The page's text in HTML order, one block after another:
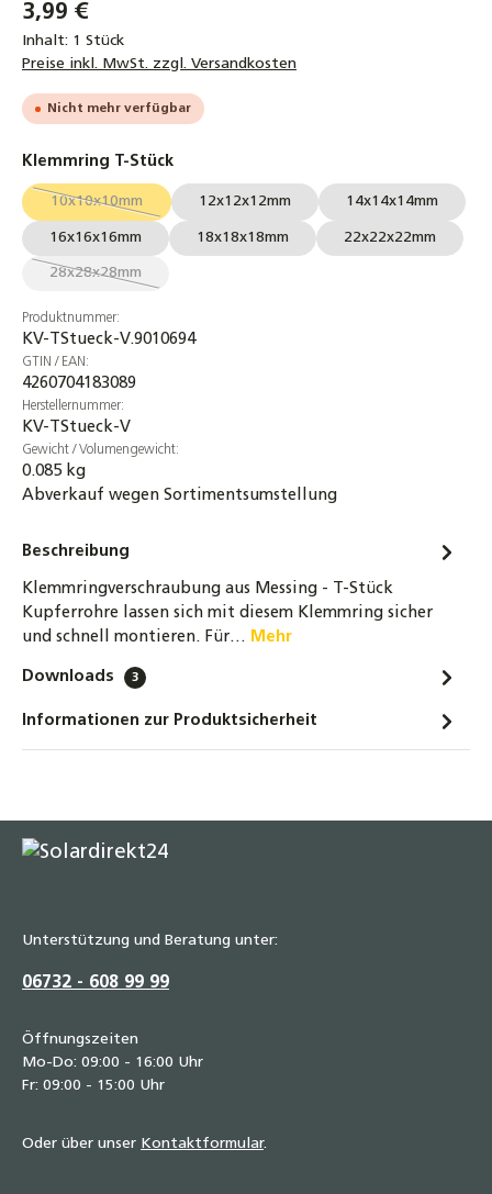
3,99 €
Inhalt: 1 Stück
Preise inkl. MwSt. zzgl. Versandkosten
Nicht mehr verfügbar
Klemmring T-Stückauswählen
10x10x10mm
(Diese Option ist zurzeit nicht verfügbar.)
12x12x12mm 14x14x14mm
16x16x16mm 18x18x18mm 22x22x22mm
28x28x28mm
(Diese Option ist zurzeit nicht verfügbar.)
Produktnummer:
KV-TStueck-V.9010694
GTIN / EAN:
4260704183089
Herstellernummer:
KV-TStueck-V
Gewicht / Volumengewicht:
0.085 kg
Abverkauf wegen Sortimentsumstellung
Beschreibung
Klemmringverschraubung aus Messing - T-Stück
Kupferrohre lassen sich mit diesem Klemmring sicher
und schnell montieren. Für… Mehr
Downloads 3
Informationen zur Produktsicherheit
Unterstützung und Beratung unter:
06732 - 608 99 99
Öffnungszeiten
Mo-Do: 09:00 - 16:00 Uhr
Fr: 09:00 - 15:00 Uhr
Oder über unser Kontaktformular.